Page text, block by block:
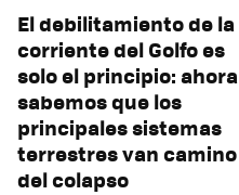
El debilitamiento de la
corriente del Golfo es
solo el principio: ahora
sabemos que los
principales sistemas
terrestres van camino
del colapso